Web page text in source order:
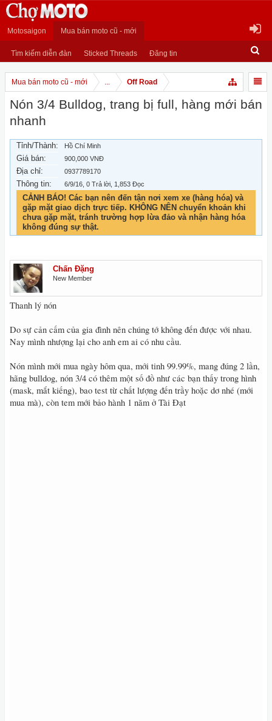
Motosaigon Mua bán moto cũ - mới
Tìm kiếm diễn đàn Sticked Threads Đăng tin
Mua bán moto cũ - mới ... Off Road
Nón 3/4 Bulldog, trang bị full, hàng mới bán
nhanh
Tỉnh/Thành: Hồ Chí Minh
Giá bán: 900,000 VNĐ
Địa chỉ: 0937789170
Thông tin: 6/9/16 , 0 Trả lời, 1,853 Đọc
CẢNH BÁO! Các bạn nên đến tận nơi xem xe (hàng hóa) và
gặp mặt giao dịch trực tiếp. KHÔNG NÊN chuyển khoản khi
chưa gặp mặt, tránh trường hợp lừa đảo và nhận hàng hóa
không đúng sự thật.
Chấn Đặng
New Member
Thanh lý nón
Do sự cản cấm của gia đình nên chúng tớ không đến được với nhau.
Nay mình nhượng lại cho anh em ai có nhu cầu.
Nón mình mới mua ngày hôm qua, mới tinh 99.99%, mang đúng 2 lần,
hãng bulldog, nón 3/4 có thêm một số đồ như các bạn thấy trong hình
(mask, mắt kiếng), bao test từ chất lượng đến trầy hoặc dơ nhé (mới
mua mà), còn tem mới bảo hành 1 năm ở Tài Đạt